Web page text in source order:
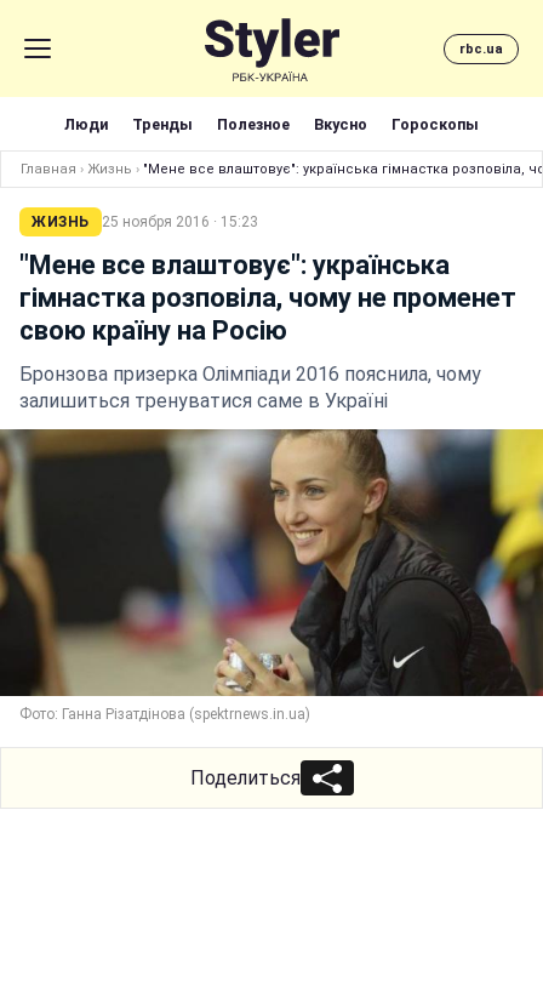
rbc.ua
Люди Тренды Полезное Вкусно Гороскопы
Главная › Жизнь › "Мене все влаштовує": українська гімнастка розповіла,
ЖИЗНЬ 25 ноября 2016 · 15:23
"Мене все влаштовує": українська
гімнастка розповіла, чому не променет
свою країну на Росію
Бронзова призерка Олімпіади 2016 пояснила, чому
залишиться тренуватися саме в Україні
Фото: Ганна Різатдінова (spektrnews.in.ua)
Поделиться